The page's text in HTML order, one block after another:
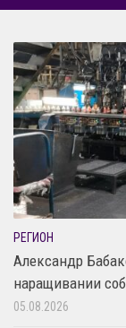
РЕГИОН
Александр
наращивании
05.08.2026